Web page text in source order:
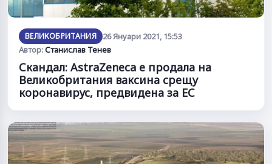
ВЕЛИКОБРИТАНИЯ
26 Януари 2021, 15:53
Автор:Станислав Тенев
Скандал: AstraZeneca е продала на
Великобритания ваксина срещу
коронавирус, предвидена за ЕС